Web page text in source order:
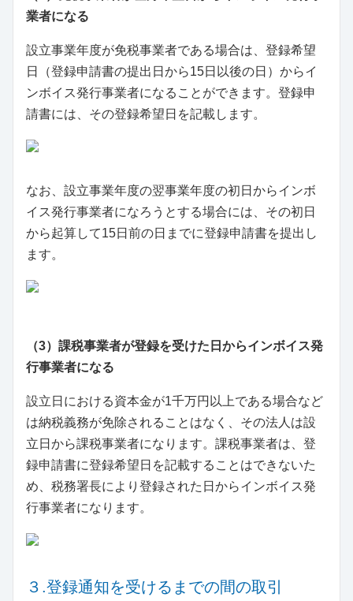
業者になる
設立事業年度が免税事業者である場合は、登録希望
日（登録申請書の提出日から15日以後の日）からイ
ンボイス発行事業者になることができます。登録申
請書には、その登録希望日を記載します。
なお、設立事業年度の翌事業年度の初日からインボ
イス発行事業者になろうとする場合には、その初日
から起算して15日前の日までに登録申請書を提出し
ます。
（3）課税事業者が登録を受けた日からインボイス発
行事業者になる
設立日における資本金が1千万円以上である場合など
は納税義務が免除されることはなく、その法人は設
立日から課税事業者になります。課税事業者は、登
録申請書に登録希望日を記載することはできないた
め、税務署長により登録された日からインボイス発
行事業者になります。
３.登録通知を受けるまでの間の取引